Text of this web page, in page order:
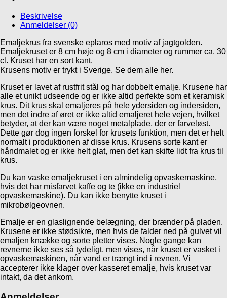
Beskrivelse
Anmeldelser (0)
Emaljekrus fra svenske eplaros med motiv af jagtgolden.
Emaljekruset er 8 cm høje og 8 cm i diameter og rummer ca. 30
cl. Kruset har en sort kant.
Krusens motiv er trykt i Sverige. Se dem alle her.
Kruset er lavet af rustfrit stål og har dobbelt emalje. Krusene har
alle et unikt udseende og er ikke altid perfekte som et keramisk
krus. Dit krus skal emaljeres på hele ydersiden og indersiden,
men det indre af øret er ikke altid emaljeret hele vejen, hvilket
betyder, at der kan være noget metalplade, der er farveløst.
Dette gør dog ingen forskel for krusets funktion, men det er helt
normalt i produktionen af ​​disse krus. Krusens sorte kant er
håndmalet og er ikke helt glat, men det kan skifte lidt fra krus til
krus.
Du kan vaske emaljekruset i en almindelig opvaskemaskine,
hvis det har misfarvet kaffe og te (ikke en industriel
opvaskemaskine). Du kan ikke benytte kruset i
mikrobølgeovnen.
Emalje er en glaslignende belægning, der brænder på pladen.
Krusene er ikke stødsikre, men hvis de falder ned på gulvet vil
emaljen knække og sorte pletter vises. Nogle gange kan
revnerne ikke ses så tydeligt, men vises, når kruset er vasket i
opvaskemaskinen, når vand er trængt ind i revnen. Vi
accepterer ikke klager over kasseret emalje, hvis kruset var
intakt, da det ankom.